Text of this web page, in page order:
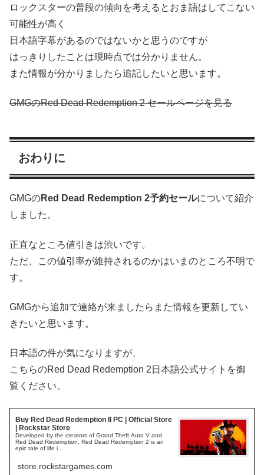
ロックスターの普段の傾向を考えるとおま語はしてこない
可能性が高く
日本語字幕があるのではないかと思うのですが
はっきりしたことは現時点では分かりません。
また情報が分かりましたら追記したいと思います。
GMGのRed Dead Redemption 2 セールページを見る
おわりに
GMGのRed Dead Redemption 2予約セールについて紹介
しました。
正直なところ値引きは渋いです。
ただ、この値引率が維持されるのかはいまのところ不明で
す。
GMGから追加で連絡が来ましたらまた情報を更新してい
きたいと思います。
日本語の件が気になりますが、
こちらのRed Dead Redemption 2日本語公式サイトを御
覧ください。
Buy Red Dead Redemption II PC | Official Store
| Rockstar Store
Developed by the creators of Grand Theft Auto V and
Red Dead Redemption, Red Dead Redemption 2 is an
epic tale of life i...
store.rockstargames.com